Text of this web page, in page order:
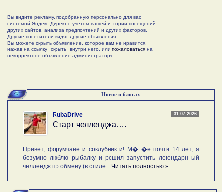
Вы видите рекламу, подобранную персонально для вас
системой Яндекс.Директ с учетом вашей истории посещений
других сайтов, анализа предпочтений и других факторов.
Другие посетители видят другие объявления.
Вы можете скрыть объявление, которое вам не нравится,
нажав на ссылку "скрыть" внутри него, или пожаловаться на
некорректное объявление администратору.
Новое в блогах
31.07.2026
RubaDrive
Старт челленджа….
Привет, форумчане и соклубник и! М� �е почти 14 лет, я
безумно люблю рыбалку и решил запустить легендарн ый
челлендж по обмену (в стиле ...Читать полностью »